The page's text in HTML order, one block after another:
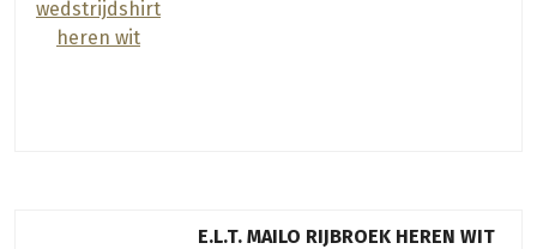
E.L.T. MAILO RIJBROEK HEREN WIT